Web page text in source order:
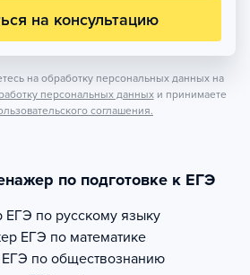
на консультацию
на обработку персональных данных на
персональных данных и принимаете
соглашения.
по подготовке к ЕГЭ
ЕГЭ по русскому языку
ЕГЭ по математике
ЕГЭ по обществознанию